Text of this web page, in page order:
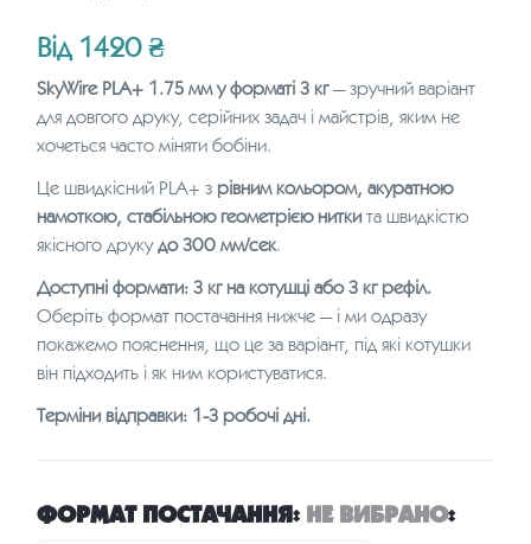
Від 1420₴
SkyWire PLA+ 1.75 мм у форматі 3 кг— зручний варіант
для довгого друку, серійних задач і майстрів, яким не
хочеться часто міняти бобіни.
Це швидкісний PLA+ з рівним кольором, акуратною
намоткою, стабільною геометрією нитки та швидкістю
якісного друкудо 300 мм/сек.
Доступні формати: 3 кг на котушці або 3 кг рефіл.
Оберіть формат постачання нижче — і ми одразу
покажемо пояснення, що це за варіант, під які котушки
він підходить і як ним користуватися.
Терміни відправки: 1-3 робочі дні.
ФОРМАТ ПОСТАЧАННЯ: НЕ ВИБРАНО: